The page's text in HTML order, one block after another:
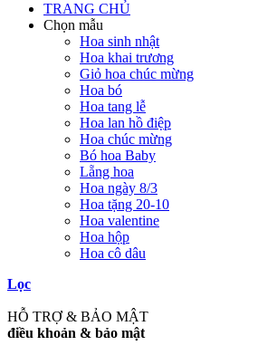
TRANG CHỦ
Chọn mẫu
Hoa sinh nhật
Hoa khai trương
Giỏ hoa chúc mừng
Hoa bó
Hoa tang lễ
Hoa lan hồ điệp
Hoa chúc mừng
Bó hoa Baby
Lẵng hoa
Hoa ngày 8/3
Hoa tặng 20-10
Hoa valentine
Hoa hộp
Hoa cô dâu
Lọc
HỖ TRỢ & BẢO MẬT
điều khoản & bảo mật